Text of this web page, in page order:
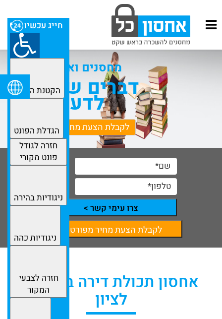
חייג עכשיו
הקטנת הפונט
הגדלת הפונט
חזרה לגודל
פונט מקורי
ניגודיות בהירה
ניגודיות כהה
חזרה לצבעי
המקור
מחסנים ואחסנה
דברים שכדאי
לדעת
לקבלת הצעת מחיר מפורטת
צרו עימי קשר >
לקבלת הצעת מחיר מפורטת
אחסון תכולת דירה בראשון
לציון